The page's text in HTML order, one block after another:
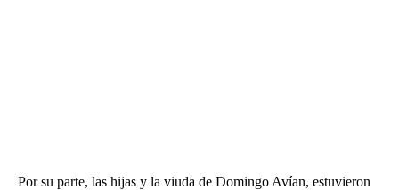
Por su parte, las hijas y la viuda de Domingo Avían, estuvieron